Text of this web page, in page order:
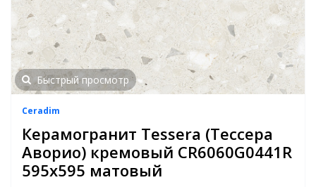
Быстрый просмотр
Ceradim
Керамогранит Tessera (Тессера
Аворио) кремовый CR6060G0441R
595х595 матовый